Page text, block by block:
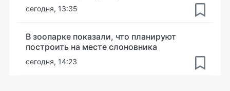
сегодня, 13:35
В зоопарке показали, что планируют
построить на месте слоновника
сегодня, 14:23